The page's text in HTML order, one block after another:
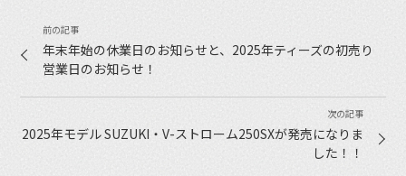
年末年始の休業日のお知らせと、2025年ティーズの初売り
営業日のお知らせ！
2025年モデル SUZUKI・V-ストローム250SXが発売になりま
した！！